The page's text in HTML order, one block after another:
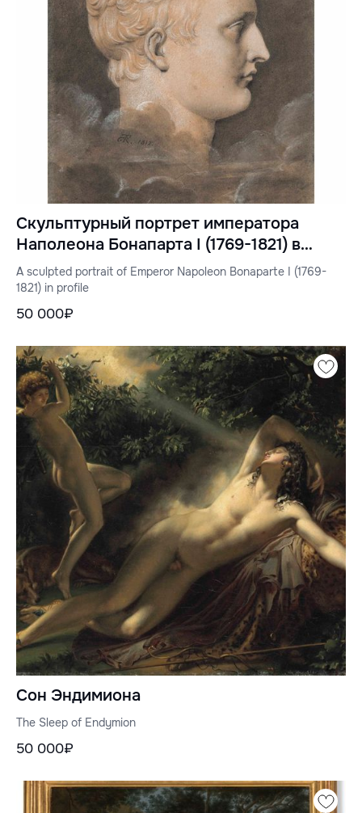
Скульптурный портрет императора
Наполеона Бонапарта I (1769-1821) в
профиль
A sculpted portrait of Emperor Napoleon Bonaparte I (1769-
1821) in profile
50 000₽
Сон Эндимиона
The Sleep of Endymion
50 000₽